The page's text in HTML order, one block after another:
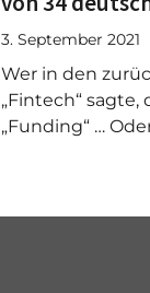
3. September 2021
Wer in den
„Fintech“
„Funding“ …